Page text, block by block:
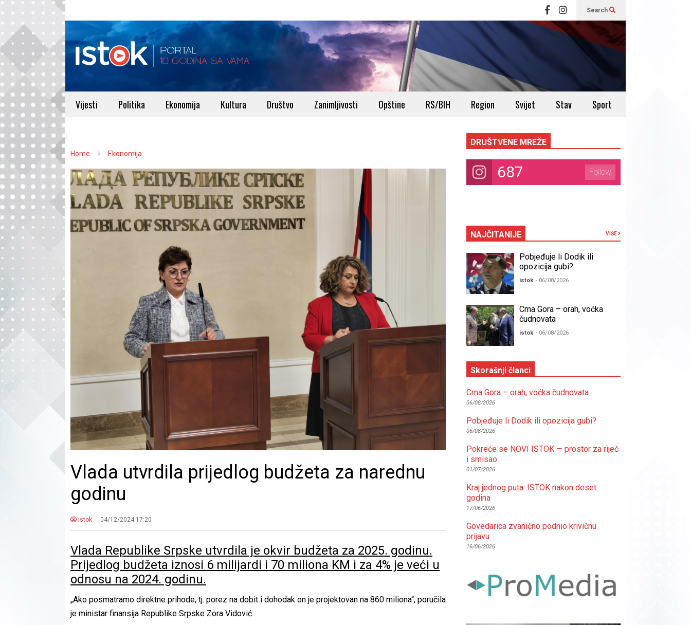
Search
Vijesti Politika Ekonomija Kultura Društvo Zanimljivosti Opštine RS/BIH Region Svijet Stav Sport
Home Ekonomija
Vlada utvrdila prijedlog budžeta za narednu
godinu
istok 04/12/2024 17:20
Vlada Republike Srpske utvrdila je okvir budžeta za 2025. godinu.
Prijedlog budžeta iznosi 6 milijardi i 70 miliona KM i za 4% je veći u
odnosu na 2024. godinu.
„Ako posmatramo direktne prihode, tj. porez na dobit i dohodak on je projektovan na 860 miliona“, poručila
je ministar finansija Republike Srpske Zora Vidović.
DRUŠTVENE MREŽE
687 Follow
NAJČITANIJE VIŠE
Pobjeđuje li Dodik ili
opozicija gubi?
istok - 06/08/2026
Crna Gora – orah, voćka
čudnovata
istok - 06/08/2026
Skorašnji članci
Crna Gora – orah, voćka čudnovata
06/08/2026
Pobjeđuje li Dodik ili opozicija gubi?
06/08/2026
Pokreće se NOVI ISTOK — prostor za riječ
i smisao
01/07/2026
Kraj jednog puta: ISTOK nakon deset
godina
17/06/2026
Govedarica zvanično podnio krivičnu
prijavu
16/06/2026